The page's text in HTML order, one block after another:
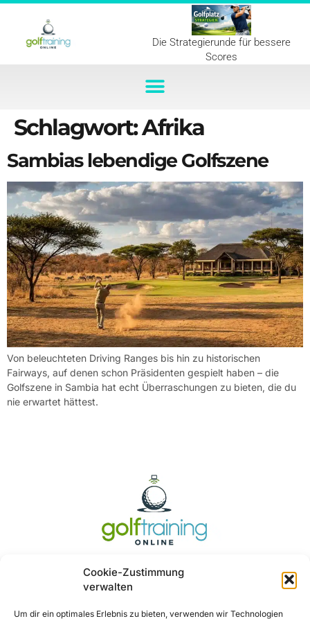
Cookie-Zustimmung
verwalten
Um dir ein optimales Erlebnis zu bieten, verwenden wir Technologien
Die Strategierunde für bessere
Scores
Schlagwort:Afrika
Sambias lebendige Golfszene
Von beleuchteten Driving Ranges bis hin zu historischen
Fairways, auf denen schon Präsidenten gespielt haben – die
Golfszene in Sambia hat echt Überraschungen zu bieten, die du
nie erwartet hättest.